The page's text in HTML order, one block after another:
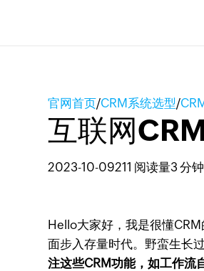
官网首页/CRM系统选型/
互联网
2023-10-09211 阅读量3 分钟
Hello大家好，我是很懂
面步入存量时代。野蛮生长
注这些CRM功能，如工作流